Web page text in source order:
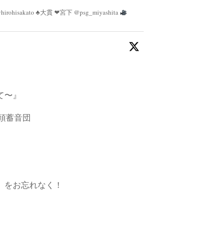
♣︎大貫 ❤︎宮下 @psg_miyashita
』
蓄音団
お忘れなく！